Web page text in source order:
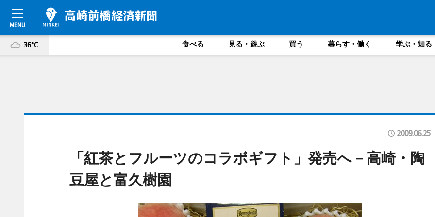
36°C 食べる 見る・遊ぶ 買う 暮らす・働く 学ぶ・知る
2009.06.25
「紅茶とフルーツのコラボギフト」発売へ－高崎・陶
豆屋と富久樹園